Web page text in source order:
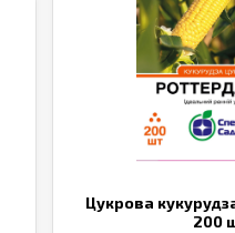
Цукрова
200